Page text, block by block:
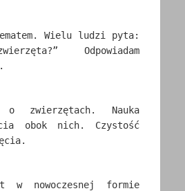
Wielu ludzi pyta:
Odpowiadam
o zwierzętach. Nauka
obok nich. Czystość
w nowoczesnej formie